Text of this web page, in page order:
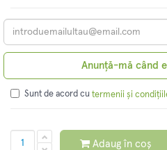
Anunță-mă când
Sunt de acord cu termenii și
Adaug în coș